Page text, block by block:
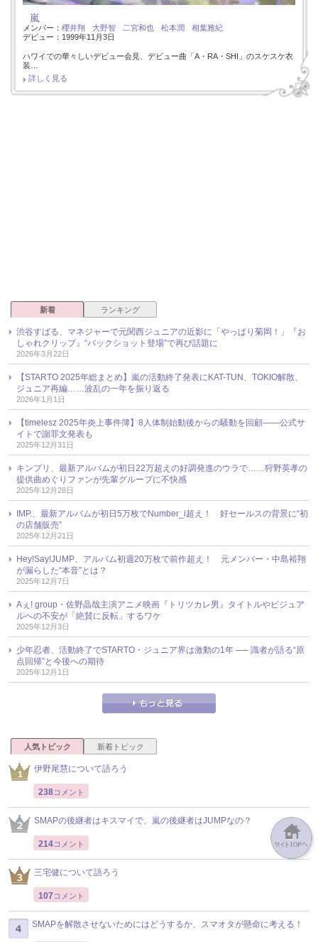
嵐
メンバー： 櫻井翔 大野智 二宮和也 松本潤
相葉雅紀
デビュー：1999年11月3日
ハワイでの華々しいデビュー会見、デビュー曲「A・RA・SHI」のスケスケ衣
装…
詳しく見る
新着 ランキング
渋谷すばる、マネジャーで元関西ジュニアの近影に「やっぱり菊岡！」『お
しゃれクリップ』“バックショット登場”で再び話題に
2026年3月22日
【STARTO 2025年総まとめ】嵐の活動終了発表にKAT-TUN、TOKIO解散、
ジュニア再編……波乱の一年を振り返る
2026年1月1日
【timelesz 2025年炎上事件簿】8人体制始動後からの騒動を回顧――公式サ
イトで謝罪文発表も
2025年12月31日
キンプリ、最新アルバムが初日22万超えの好調発進のウラで……狩野英孝の
提供曲めぐりファンが先輩グループに不快感
2025年12月28日
IMP.、最新アルバムが初日5万枚でNumber_i超え！ 好セールスの背景に“初
の店舗販売”
2025年12月21日
Hey!Say!JUMP、アルバム初週20万枚で前作超え！ 元メンバー・中島裕翔
が漏らした“本音”とは？
2025年12月7日
Aぇ! group・佐野晶哉主演アニメ映画『トリツカレ男』タイトルやビジュア
ルへの不安が「絶賛に反転」するワケ
2025年12月3日
少年忍者、活動終了でSTARTO・ジュニア界は激動の1年 ── 識者が語る“原
点回帰”と今後への期待
2025年12月1日
人気トピック 新着トピック
伊野尾慧について語ろう
238コメント
SMAPの後継者はキスマイで、嵐の後継者はJUMPなの？
214コメント
三宅健について語ろう
107 コメント
SMAPを解散させないためにはどうするか、スマオタが懸命に考える！